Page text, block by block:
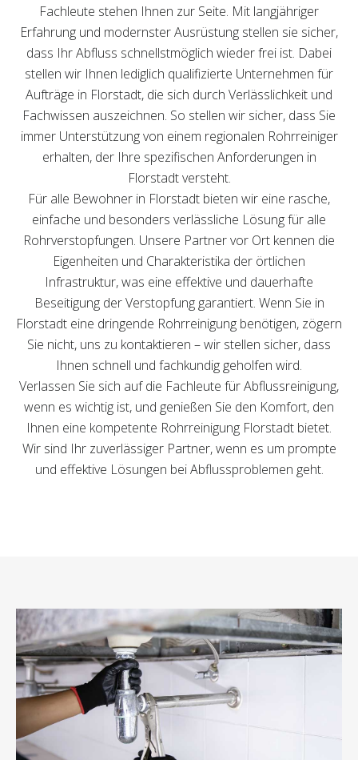
Fachleute stehen Ihnen zur Seite. Mit langjähriger
Erfahrung und modernster Ausrüstung stellen sie sicher,
dass Ihr Abfluss schnellstmöglich wieder frei ist. Dabei
stellen wir Ihnen lediglich qualifizierte Unternehmen für
Aufträge in Florstadt, die sich durch Verlässlichkeit und
Fachwissen auszeichnen. So stellen wir sicher, dass Sie
immer Unterstützung von einem regionalen Rohrreiniger
erhalten, der Ihre spezifischen Anforderungen in
Florstadt versteht.
Für alle Bewohner in Florstadt bieten wir eine rasche,
einfache und besonders verlässliche Lösung für alle
Rohrverstopfungen. Unsere Partner vor Ort kennen die
Eigenheiten und Charakteristika der örtlichen
Infrastruktur, was eine effektive und dauerhafte
Beseitigung der Verstopfung garantiert. Wenn Sie in
Florstadt eine dringende Rohrreinigung benötigen, zögern
Sie nicht, uns zu kontaktieren – wir stellen sicher, dass
Ihnen schnell und fachkundig geholfen wird.
Verlassen Sie sich auf die Fachleute für Abflussreinigung,
wenn es wichtig ist, und genießen Sie den Komfort, den
Ihnen eine kompetente Rohrreinigung Florstadt bietet.
Wir sind Ihr zuverlässiger Partner, wenn es um prompte
und effektive Lösungen bei Abflussproblemen geht.